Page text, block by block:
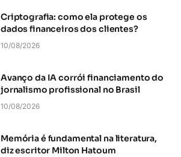
Criptografia: como ela protege os
dados financeiros dos clientes?
10/08/2026
Avanço da IA corrói financiamento do
jornalismo profissional no Brasil
10/08/2026
Memória é fundamental na literatura,
diz escritor Milton Hatoum